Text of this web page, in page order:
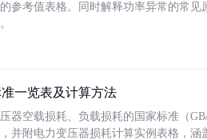
参考值表格。同时解释功率异常的常
一览表及计算方法
器空载损耗、负载损耗的国家标准（
并附电力变压器损耗计算实例表格，涵